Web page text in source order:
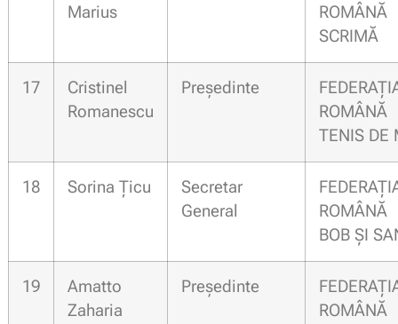
Marius
SCRIMĂ
17
Cristinel
Romanescu
Președinte
TENIS DE
18 Sorina Țicu
Secretar
General
BOB ȘI
19
Amatto
Zaharia
Președinte